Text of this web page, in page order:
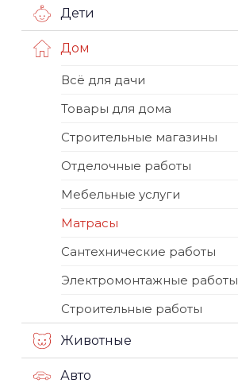
Дети
Дом
Всё для дачи
Товары для дома
Строительные магазины
Отделочные работы
Мебельные услуги
Матрасы
Сантехнические работы
Электромонтажные работы
Строительные работы
Животные
Авто